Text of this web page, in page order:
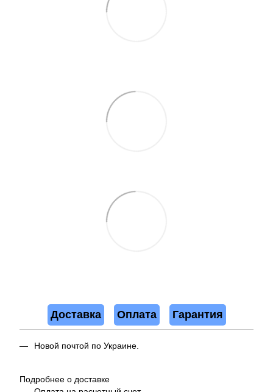
Доставка Оплата Гарантия
Новой почтой по Украине.
Подробнее о доставке